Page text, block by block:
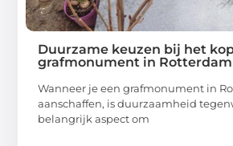
Duurzame keuzen bij het
grafmonument in Rotterdam
Wanneer je een grafmonument in
aanschaffen, is duurzaamheid
belangrijk aspect om